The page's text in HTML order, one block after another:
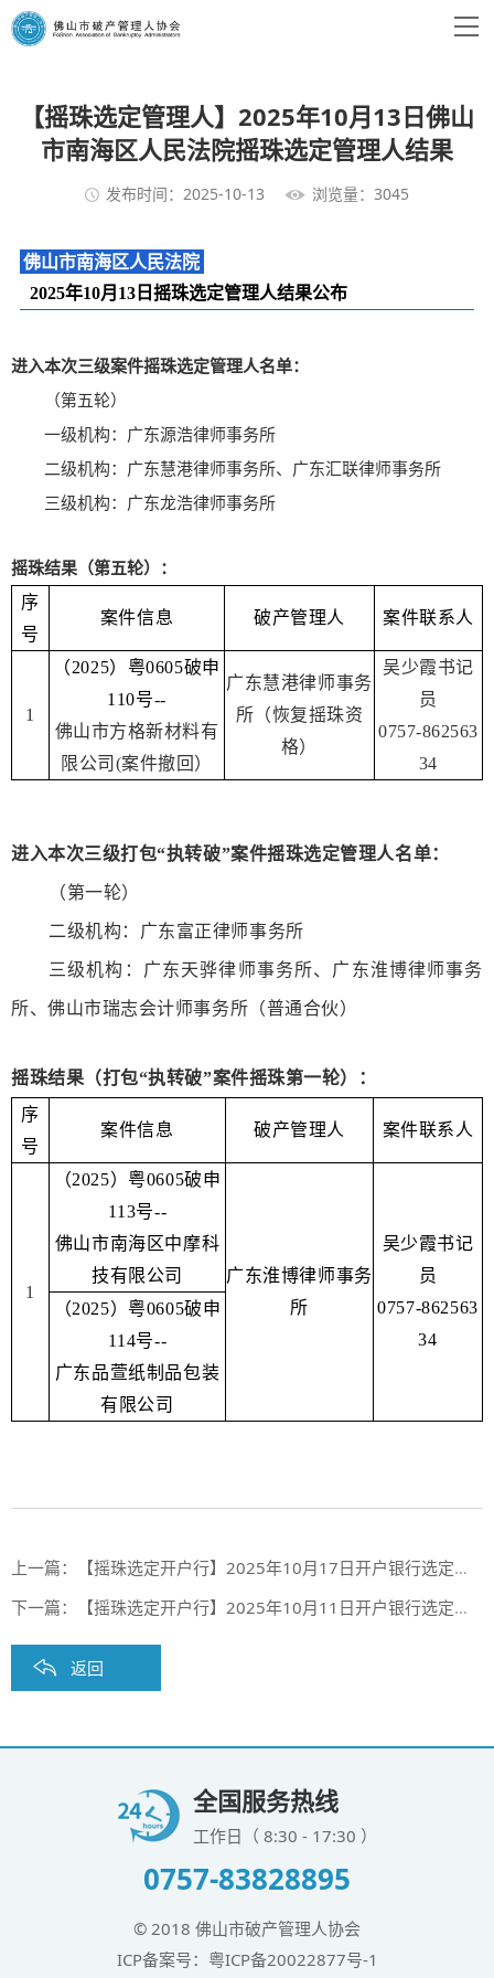
【摇珠选定管理人】2025年10月13日佛山
市南海区人民法院摇珠选定管理人结果
发布时间：2025-10-13 浏览量：3045
佛山市南海区人民法院
2025年10月13日摇珠选定管理人结果公布
进入本次三级案件摇珠选定管理人名单：
（第五轮）
一级机构：广东源浩律师事务所
二级机构：广东慧港律师事务所、广东汇联律师事务所
三级机构：广东龙浩律师事务所
摇珠结果（第五轮）：
序
号
案件信息 破产管理人 案件联系人
1
（2025）粤0605破申
110号--
佛山市方格新材料有
限公司(案件撤回）
广东慧港律师事务
所（恢复摇珠资
格）
吴少霞书记
员
0757-862563
34
进入本次三级打包“执转破”案件摇珠选定管理人名单：
（第一轮）
二级机构：广东富正律师事务所
三级机构：广东天骅律师事务所、广东淮博律师事务
所、佛山市瑞志会计师事务所（普通合伙）
摇珠结果（打包“执转破”案件摇珠第一轮）：
序
号
案件信息 破产管理人 案件联系人
1
（2025）粤0605破申
113号--
佛山市南海区中摩科
技有限公司
广东淮博律师事务
所
吴少霞书记
员
0757-862563
34
（2025）粤0605破申
114号--
广东品萱纸制品包装
有限公司
上一篇：
【摇珠选定开户行】2025年10月17日开户银行选定摇珠结果（第二期合作银行第81期）
下一篇：
【摇珠选定开户行】2025年10月11日开户银行选定摇珠结果（第二期合作银行第80期）
返回
全国服务热线
工作日（ 8:30 - 17:30 ）
0757-83828895
© 2018 佛山市破产管理人协会
ICP备案号： 粤ICP备20022877号-1